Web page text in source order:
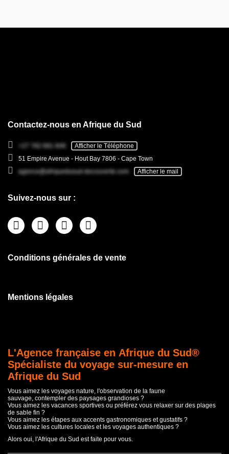
Contactez-nous en Afrique du Sud
+27 782 681 846
Afficher le Téléphone
51 Empire Avenue - Hout Bay 7806 - Cape Town
agence@afriquedusud-decouverte.com
Afficher le mail
Suivez-nous sur :
Conditions générales de vente
Mentions légales
L'Agence française en Afrique du Sud®
Spécialiste du voyage sur-mesure en
Afrique du Sud
Vous aimez les voyages nature, l'observation de la faune
sauvage, contempler des paysages grandioses ?
Vous aimez les vacances sportives ou préférez vous relaxer sur des plages
de sable fin ?
Vous aimez les étapes aux accents gastronomiques et gustatifs ?
Vous aimez les cultures locales et les voyages authentiques ?
Alors oui, l'Afrique du Sud est faite pour vous.